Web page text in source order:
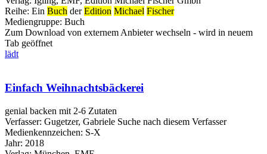
Reihe: Ein Buch derEdition Michael Fischer
Mediengruppe: Buch
Zum Download von externem Anbieter wechseln - wird in neuem
Tab geöffnet
lädt
Einfach Weihnachtsbäckerei
genial backen mit 2-6 Zutaten
Verfasser: Gugetzer, Gabriele Suche nach diesem Verfasser
Medienkennzeichen: S-X
Jahr: 2018